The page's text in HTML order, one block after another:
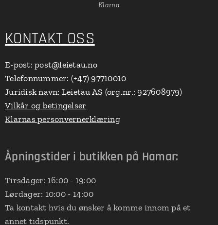
Klarna
KONTAKT OSS
E-post: post@leietau.no
Telefonnummer: (+47) 97710010
Juridisk navn: Leietau AS (org.nr.: 927608979)
Vilkår og betingelser
Klarnas personvernerklæring
Åpningstider i butikken på Hamar:
Tirsdager: 16:00 - 19:00
Lørdager: 10:00 - 14:00
Ta kontakt hvis du ønsker å komme innom på et
annet tidspunkt.